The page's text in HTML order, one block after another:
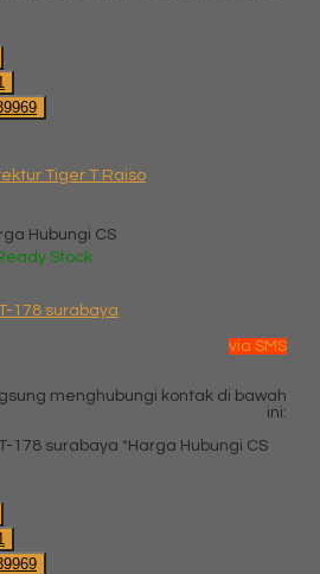
Tiger T Raiso
Hubungi CS
Stock
via SMS
menghubungi kontak di bawah
ini:
*Harga Hubungi CS